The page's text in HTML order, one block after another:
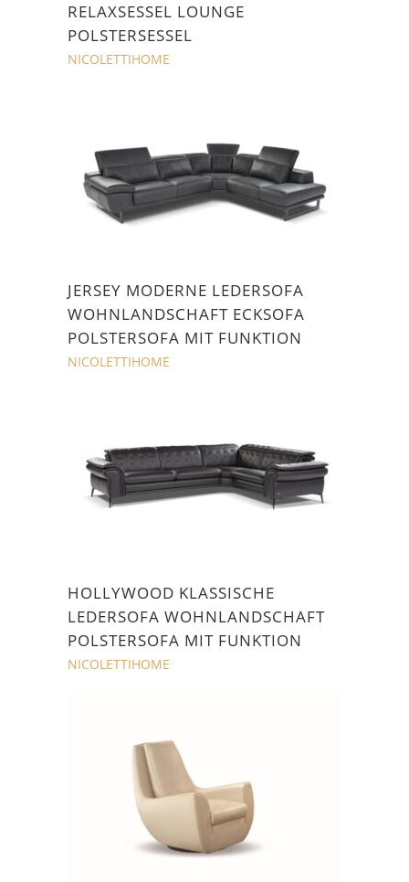
RELAXSESSEL LOUNGE
POLSTERSESSEL
NICOLETTIHOME
JERSEY MODERNE LEDERSOFA
WOHNLANDSCHAFT ECKSOFA
POLSTERSOFA MIT FUNKTION
NICOLETTIHOME
HOLLYWOOD KLASSISCHE
LEDERSOFA WOHNLANDSCHAFT
POLSTERSOFA MIT FUNKTION
NICOLETTIHOME